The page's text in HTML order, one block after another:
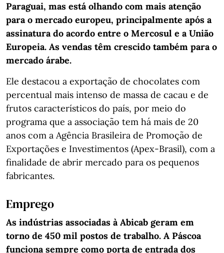
Paraguai, mas está olhando com mais atenção
para o mercado europeu, principalmente após a
assinatura do acordo entre o Mercosul e a União
Europeia. As vendas têm crescido também para o
mercado árabe.
Ele destacou a exportação de chocolates com
percentual mais intenso de massa de cacau e de
frutos característicos do país, por meio do
programa que a associação tem há mais de 20
anos com a Agência Brasileira de Promoção de
Exportações e Investimentos (Apex-Brasil), com a
finalidade de abrir mercado para os pequenos
fabricantes.
Emprego
As indústrias associadas à Abicab geram em
torno de 450 mil postos de trabalho. A Páscoa
funciona sempre como porta de entrada dos